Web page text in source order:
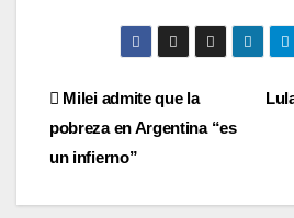
Navegación
de
entradas
Milei admite que la
pobreza en Argentina “es
un infierno”